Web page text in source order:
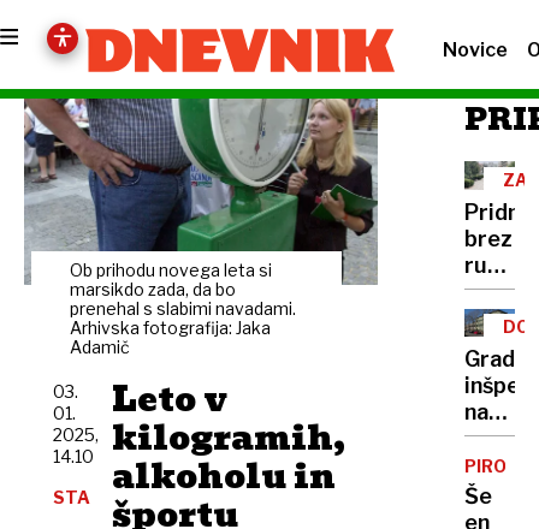
Novice
Ob prihodu novega leta si
marsikdo zada, da bo
prenehal s slabimi navadami.
Arhivska fotografija: Jaka
Adamič
Leto v
kilogramih,
alkoholu in
športu
03.
01.
2025,
14.10
STA
brez
plina,
stoji,
ljudje
se
grejejo
sobi
NA
nad
še
eno
Še
en